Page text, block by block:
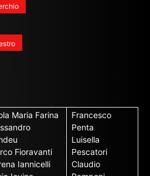
Maria Farina
Fioravanti
Iannicelli
Francesco
Penta
Luisella
Pescatori
Claudio